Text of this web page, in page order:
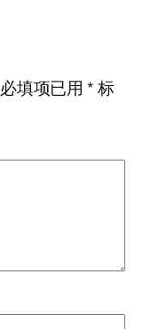
必填项已用*标